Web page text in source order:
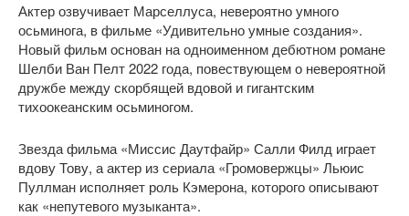
Актер озвучивает Марселлуса, невероятно умного
осьминога, в фильме «Удивительно умные создания».
Новый фильм основан на одноименном дебютном романе
Шелби Ван Пелт 2022 года, повествующем о невероятной
дружбе между скорбящей вдовой и гигантским
тихоокеанским осьминогом.
Звезда фильма «Миссис Даутфайр» Салли Филд играет
вдову Тову, а актер из сериала «Громовержцы» Льюис
Пуллман исполняет роль Кэмерона, которого описывают
как «непутевого музыканта».